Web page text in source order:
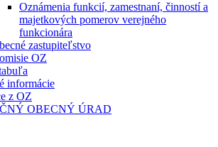
Oznámenia funkcií, zamestnaní, činností a
majetkových pomerov verejného
funkcionára
zastupiteľstvo
OZ
informácie
z OZ
OBECNÝ ÚRAD